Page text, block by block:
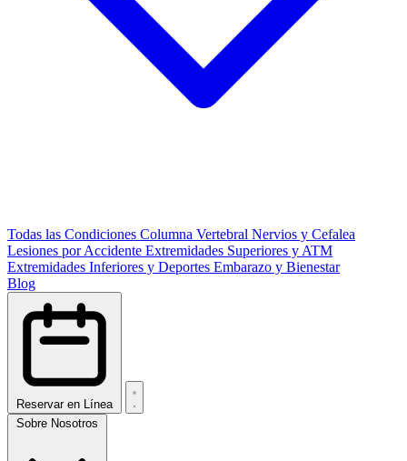
Todas las Condiciones Columna Vertebral Nervios y Cefalea
Lesiones por Accidente Extremidades Superiores y ATM
Extremidades Inferiores y Deportes Embarazo y Bienestar
Blog
Reservar en Línea